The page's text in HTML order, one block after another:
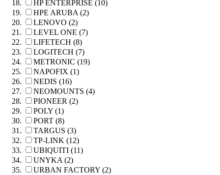
HP ENTERPRISE (10)
HPE ARUBA (2)
LENOVO (2)
LEVEL ONE (7)
LIFETECH (8)
LOGITECH (7)
METRONIC (19)
NAPOFIX (1)
NEDIS (16)
NEOMOUNTS (4)
PIONEER (2)
POLY (1)
PORT (8)
TARGUS (3)
TP-LINK (12)
UBIQUITI (11)
UNYKA (2)
URBAN FACTORY (2)